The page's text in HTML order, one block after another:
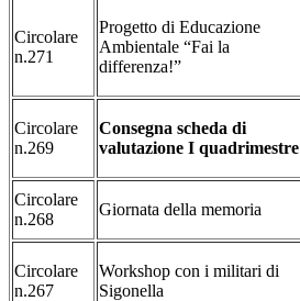
Circolare
n.271
Progetto di Educazione
Ambientale “Fai la
differenza!”
Circolare
n.269
Consegna scheda di
valutazione I quadrimestre
Circolare
n.268
Giornata della memoria
Circolare
n.267
Workshop con i militari di
Sigonella